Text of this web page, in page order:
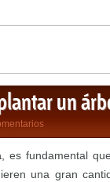
un
, es fundamental
una gran